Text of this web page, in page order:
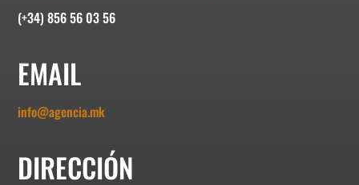
(+34) 856 56 03 56
EMAIL
info@agencia.mk
DIRECCIÓN